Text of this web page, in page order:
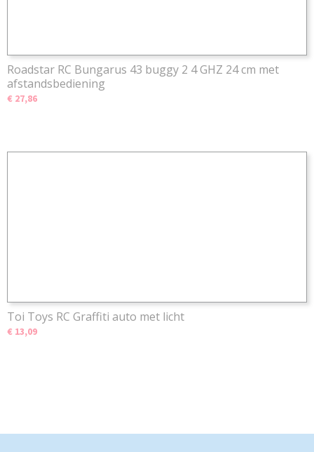
Roadstar RC Bungarus 43 buggy 2 4 GHZ 24 cm met
afstandsbediening
€ 27,86
Toi Toys RC Graffiti auto met licht
€ 13,09